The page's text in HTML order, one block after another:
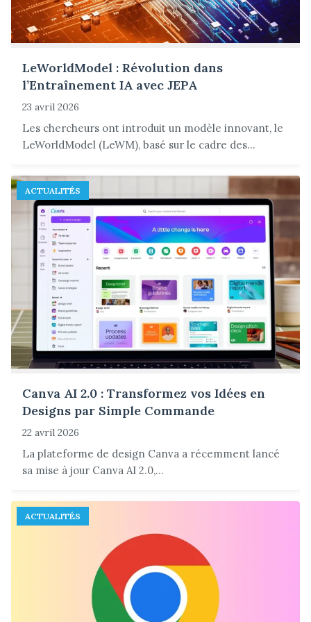
LeWorldModel : Révolution dans
l’Entraînement IA avec JEPA
23 avril 2026
Les chercheurs ont introduit un modèle innovant, le
LeWorldModel (LeWM), basé sur le cadre des...
ACTUALITÉS
Canva AI 2.0 : Transformez vos Idées en
Designs par Simple Commande
22 avril 2026
La plateforme de design Canva a récemment lancé
sa mise à jour Canva AI 2.0,...
ACTUALITÉS